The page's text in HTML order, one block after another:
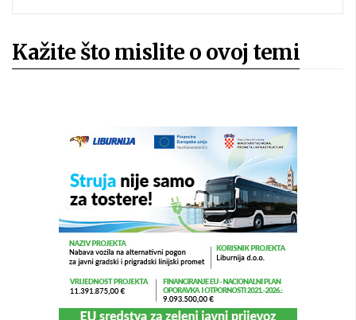
Kažite što mislite o ovoj temi